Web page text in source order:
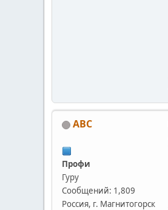
АВС
Профи
Гуру
Сообщений: 1,809
Россия, г. Магнитогорск